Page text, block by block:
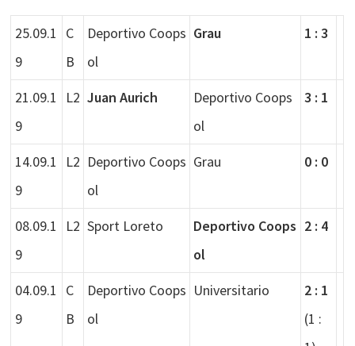
25.09.1
9
C
B
Deportivo Coops
ol
Grau 1 : 3
21.09.1
9
L2 Juan Aurich
Deportivo Coops
ol
3 : 1
14.09.1
9
L2 Deportivo Coops
ol
Grau 0 : 0
08.09.1
9
L2 Sport Loreto
Deportivo Coops
ol
2 : 4
04.09.1
9
C
B
Deportivo Coops
ol
Universitario
2 : 1
(1 :